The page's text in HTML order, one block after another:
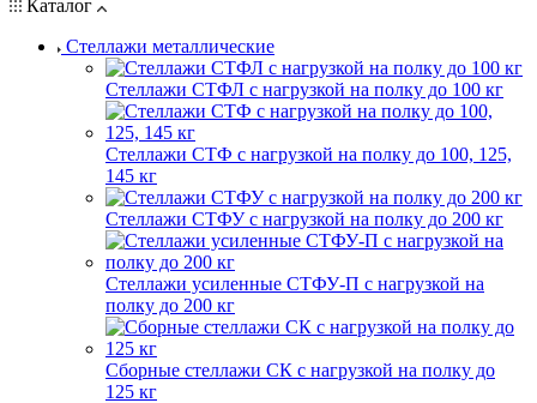
Каталог
Стеллажи металлические
Стеллажи СТФЛ с нагрузкой на полку до 100 кг
Стеллажи СТФ с нагрузкой на полку до 100, 125,
145 кг
Стеллажи СТФУ с нагрузкой на полку до 200 кг
Стеллажи усиленные СТФУ-П с нагрузкой на
полку до 200 кг
Сборные стеллажи СК с нагрузкой на полку до
125 кг